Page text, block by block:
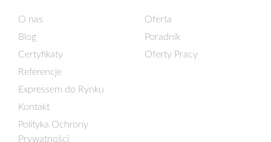
O nas
Blog
Certyfikaty
Referencje
Expressem do Rynku
Kontakt
Polityka Ochrony
Prywatności
Oferta
Poradnik
Oferty Pracy